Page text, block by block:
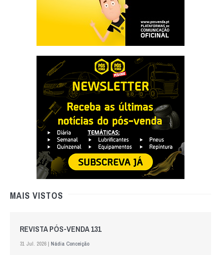
MAIS VISTOS
REVISTA PÓS-VENDA 131
31 Jul. 2026 | Nádia Conceição